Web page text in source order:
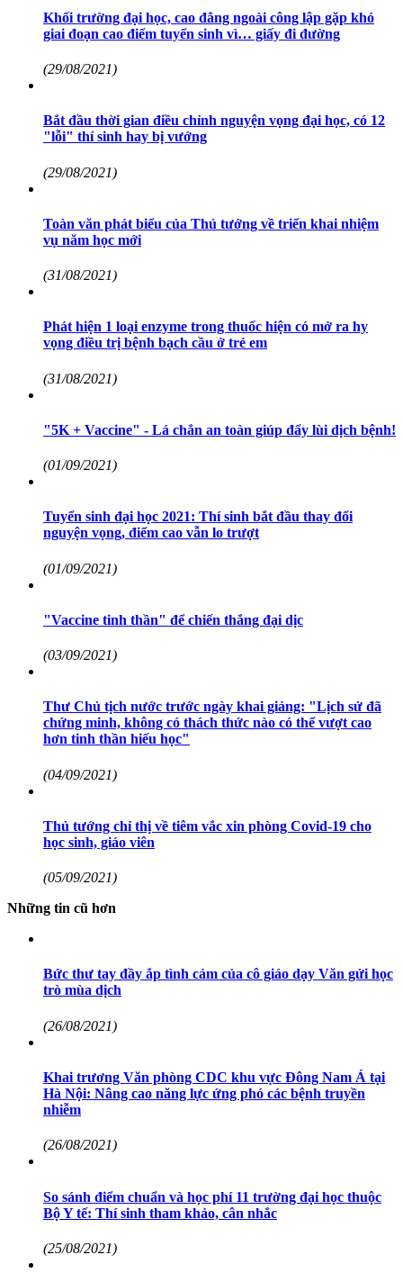
Khối trường đại học, cao đẳng ngoài công lập gặp khó
giai đoạn cao điểm tuyển sinh vì… giấy đi đường
(29/08/2021)
Bắt đầu thời gian điều chỉnh nguyện vọng đại học, có 12
"lỗi" thí sinh hay bị vướng
(29/08/2021)
Toàn văn phát biểu của Thủ tướng về triển khai nhiệm
vụ năm học mới
(31/08/2021)
Phát hiện 1 loại enzyme trong thuốc hiện có mở ra hy
vọng điều trị bệnh bạch cầu ở trẻ em
(31/08/2021)
"5K + Vaccine" - Lá chắn an toàn giúp đẩy lùi dịch bệnh!
(01/09/2021)
Tuyển sinh đại học 2021: Thí sinh bắt đầu thay đổi
nguyện vọng, điểm cao vẫn lo trượt
(01/09/2021)
"Vaccine tinh thần" để chiến thắng đại dịc
(03/09/2021)
Thư Chủ tịch nước trước ngày khai giảng: "Lịch sử đã
chứng minh, không có thách thức nào có thể vượt cao
hơn tinh thần hiếu học"
(04/09/2021)
Thủ tướng chỉ thị về tiêm vắc xin phòng Covid-19 cho
học sinh, giáo viên
(05/09/2021)
Những tin cũ hơn
Bức thư tay đầy ắp tình cảm của cô giáo dạy Văn gửi học
trò mùa dịch
(26/08/2021)
Khai trương Văn phòng CDC khu vực Đông Nam Á tại
Hà Nội: Nâng cao năng lực ứng phó các bệnh truyền
nhiễm
(26/08/2021)
So sánh điểm chuẩn và học phí 11 trường đại học thuộc
Bộ Y tế: Thí sinh tham khảo, cân nhắc
(25/08/2021)